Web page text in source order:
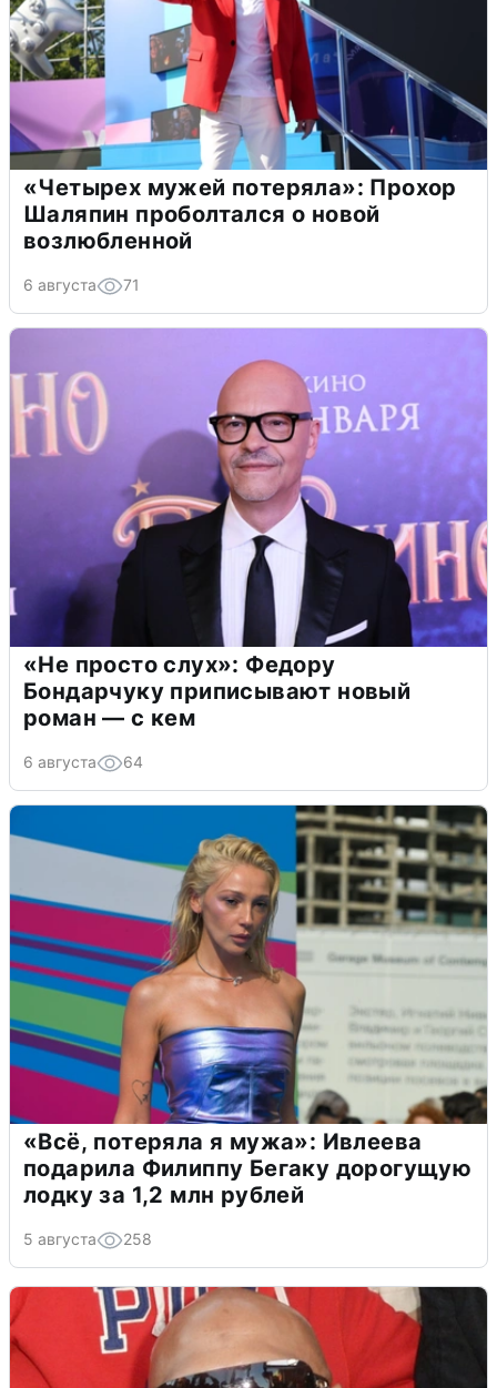
«Четырех мужей потеряла»: Прохор
Шаляпин проболтался о новой
возлюбленной
6 августа 71
«Не просто слух»: Федору
Бондарчуку приписывают новый
роман — с кем
6 августа 64
«Всё, потеряла я мужа»: Ивлеева
подарила Филиппу Бегаку дорогущую
лодку за 1,2 млн рублей
5 августа 258